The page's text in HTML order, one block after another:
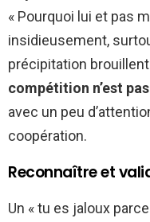
« Pourquoi lui et pas
insidieusement,
précipitation
compétition n’est
avec un peu
coopération.
Reconnaître et
Un « tu es jaloux